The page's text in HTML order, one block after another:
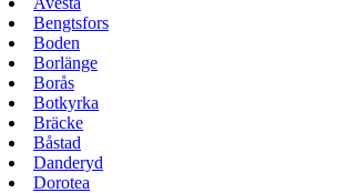
Bengtsfors
Boden
Borlänge
Borås
Botkyrka
Bräcke
Båstad
Danderyd
Dorotea